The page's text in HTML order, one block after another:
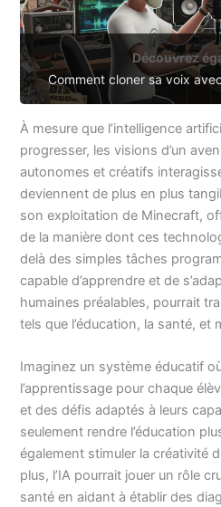
Découvrez
Comment cloner sa voix
À mesure que l’intelligence
progresser, les visions d’un
autonomes et créatifs
deviennent de plus en plus
son exploitation de Minecraft,
de la manière dont ces
delà des simples tâches
capable d’apprendre et de
humaines préalables, pourrait
tels que l’éducation, la santé, et
Imaginez un système éducatif
l’apprentissage pour chaque
et des défis adaptés à leurs
seulement rendre l’éducation
également stimuler la créativité
plus, l’IA pourrait jouer un rôle
santé en aidant à établir des